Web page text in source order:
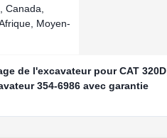
Canada,
Moyen-
de l'excavateur pour CAT 320D
354-6986 avec garantie